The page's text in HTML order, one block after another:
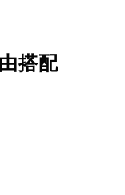
搭配